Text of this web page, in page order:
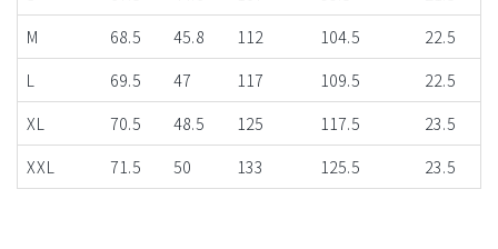
M
68.5 45.8 112 104.5
22.5
L
69.5 47 117 109.5
22.5
XL
70.5 48.5 125 117.5
23.5
XXL
71.5 50 133 125.5 23.5